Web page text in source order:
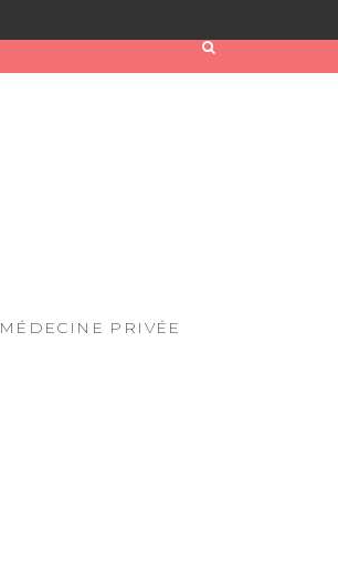
MÉDECINE PRIVÉE